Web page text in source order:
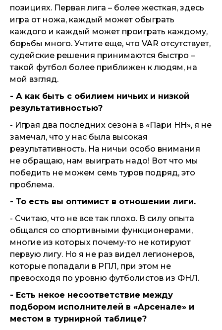
позициях. Первая лига – более жесткая, здесь
игра от ножа, каждый может обыграть
каждого и каждый может проиграть каждому,
борьбы много. Учтите еще, что VAR отсутствует,
судейские решения принимаются быстро –
такой футбол более приближен к людям, на
мой взгляд.
- А как быть с обилием ничьих и низкой
результативностью?
- Играя два последних сезона в «Пари НН», я не
замечал, что у нас была высокая
результативность. На ничьи особо внимания
не обращаю, нам выиграть надо! Вот что мы
победить не можем семь туров подряд, это
проблема.
- То есть вы оптимист в отношении лиги.
- Считаю, что не все так плохо. В силу опыта
общался со спортивными функционерами,
многие из которых почему-то не котируют
первую лигу. Но я не раз видел легионеров,
которые попадали в РПЛ, при этом не
превосходя по уровню футболистов из ФНЛ.
- Есть некое несоответствие между
подбором исполнителей в «Арсенале» и
местом в турнирной таблице?